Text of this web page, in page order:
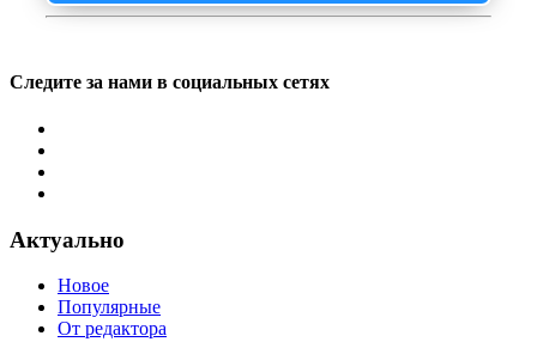
Следите за нами в социальных сетях
Актуально
Новое
Популярные
От редактора